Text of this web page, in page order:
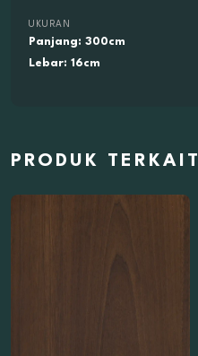
UKURAN
Panjang: 300cm
Lebar: 16cm
PRODUK TERKAIT